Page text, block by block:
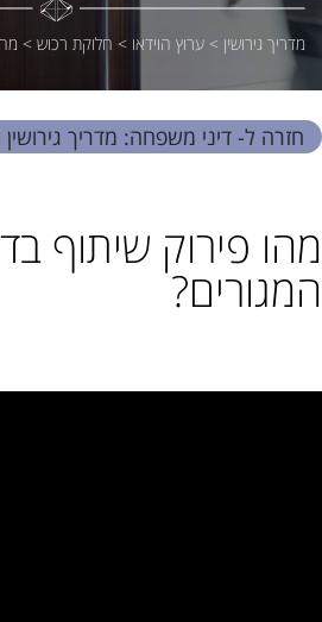
מדריך גירושין > ערוץ הוידאו > חלוקת רכוש >
חזרה ל- דיני משפחה: מדריך גירושין
מהו פירוק שיתוף
המגורים?